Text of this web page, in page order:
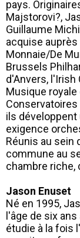
pays.
Majstorovi?,
Guillaume
acquise
Monnaie/De
Brussels
d'Anvers, l'Irish
Musique
Conservatoires
ils
exigence
Réunis au sein
commune au
chambre riche,
Jason Enuset
Né en 1995,
l'âge de six
étudie à la fois